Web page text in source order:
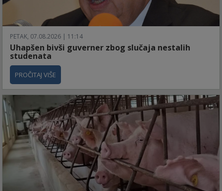
PETAK, 07.08.2026 | 11:14
Uhapšen bivši guverner zbog slučaja nestalih
studenata
PROČITAJ VIŠE